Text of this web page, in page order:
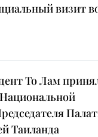
визит
То Лам
Таиланда